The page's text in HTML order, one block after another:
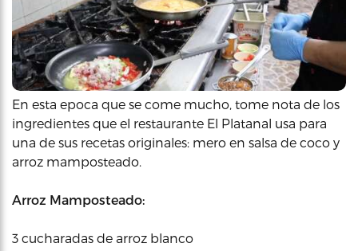
En esta epoca que se come mucho, tome nota de los
ingredientes que el restaurante El Platanal usa para
una de sus recetas originales: mero en salsa de coco y
arroz mamposteado.
Arroz Mamposteado:
3 cucharadas de arroz blanco